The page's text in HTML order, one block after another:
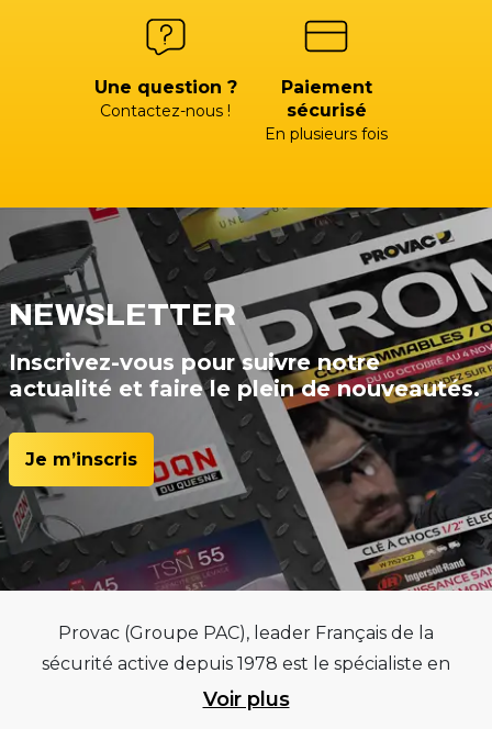
Une question ?
Contactez-nous !
Paiement
sécurisé
En plusieurs fois
NEWSLETTER
Inscrivez-vous pour suivre notre
actualité et faire le plein de nouveautés.
Je m’inscris
Provac (Groupe PAC), leader Français de la
sécurité active depuis 1978 est le spécialiste en
équipements pour garages et centres
Voir plus